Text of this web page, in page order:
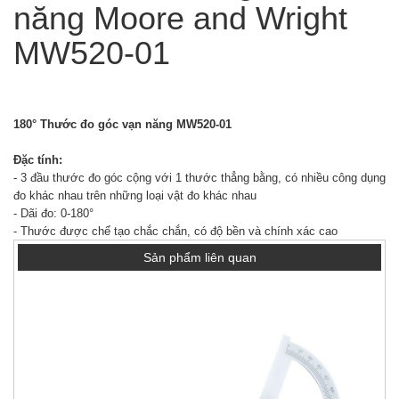
năng Moore and Wright
MW520-01
180° Thước đo góc vạn năng MW520-01
Đặc tính:
- 3 đầu thước đo góc cộng với 1 thước thẳng bằng, có nhiều công dụng
đo khác nhau trên những loại vật đo khác nhau
- Dãi đo: 0-180°
- Thước được chế tạo chắc chắn, có độ bền và chính xác cao
Sản phẩm liên quan